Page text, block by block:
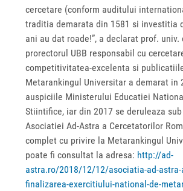
cercetare (conform auditului
traditia demarata din 1581 si investitia
ani au dat roade!”, a declarat prof. univ.
prorectorul UBB responsabil cu
competitivitatea-excelenta si
Metarankingul Universitar a demarat in
auspiciile Ministerului Educatiei
Stiintifice, iar din 2017 se deruleaza
Asociatiei Ad-Astra a Cercetatorilor
complet cu privire la Metarankingul
poate fi consultat la adresa: http://ad-
astra.ro/2018/12/12/asociatia-ad-astra-
finalizarea-exercitiului-national-de-